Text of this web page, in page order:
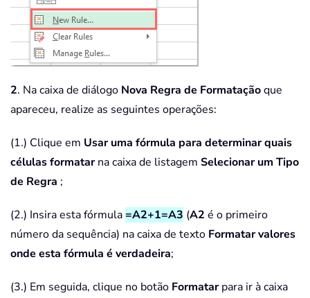
2. Na caixa de diálogo Nova Regra de Formataçãoque
apareceu, realize as seguintes operações:
(1.) Clique em Usar uma fórmula para determinar quais
células formatarna caixa de listagem Selecionar um Tipo
de Regra ;
(2.) Insira esta fórmula=A2+1=A3 (A2 é o primeiro
número da sequência) na caixa de texto Formatar valores
onde esta fórmula é verdadeira;
(3.) Em seguida, clique no botão Formatarpara ir à caixa